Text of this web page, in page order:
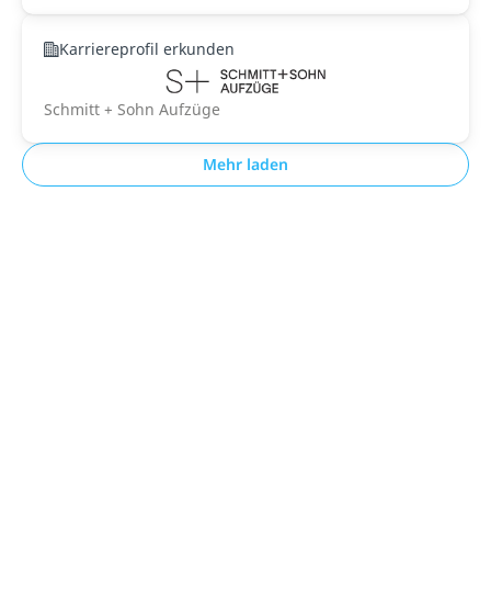
Karriereprofil erkunden
Schmitt + Sohn Aufzüge
Mehr laden